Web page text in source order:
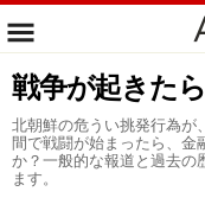
戦争が起きた
北朝鮮の危うい挑発行為が
間で戦闘が始まったら、金
か？一般的な報道と過去の
ます。